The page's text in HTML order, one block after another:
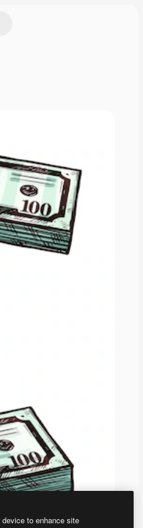
изображению
to enhance site